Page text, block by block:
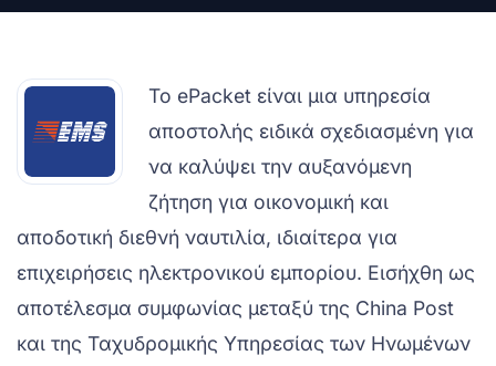
Το ePacket είναι μια υπηρεσία
αποστολής ειδικά σχεδιασμένη για
να καλύψει την αυξανόμενη
ζήτηση για οικονομική και
αποδοτική διεθνή ναυτιλία, ιδιαίτερα για
επιχειρήσεις ηλεκτρονικού εμπορίου. Εισήχθη ως
αποτέλεσμα συμφωνίας μεταξύ της China Post
και της Ταχυδρομικής Υπηρεσίας των Ηνωμένων